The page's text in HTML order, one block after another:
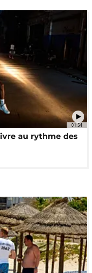
01:54
au rythme des